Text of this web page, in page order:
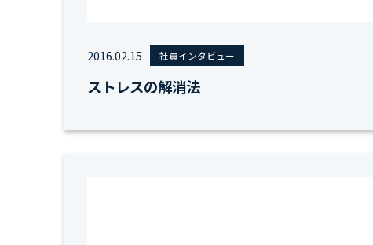
2016.02.15 社員インタビュー
ストレスの解消法